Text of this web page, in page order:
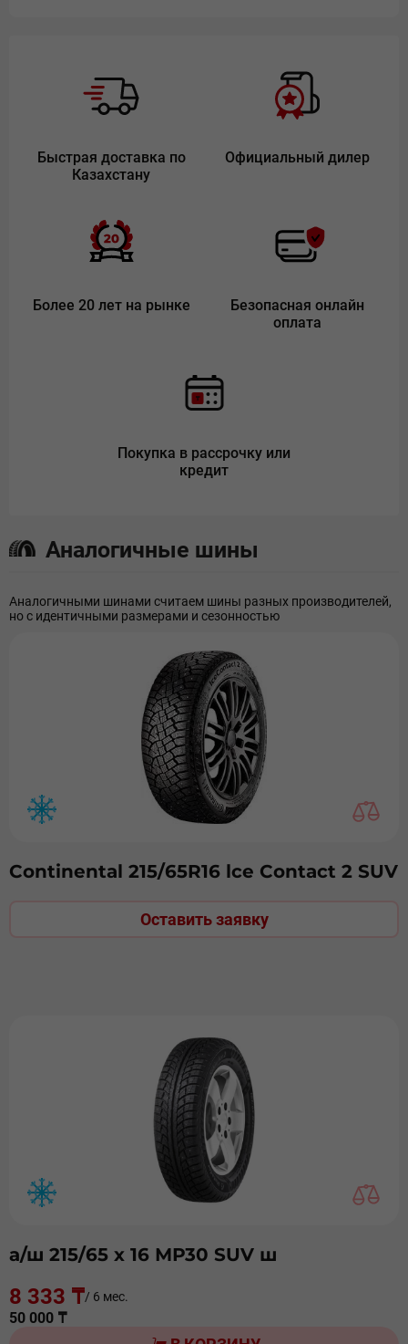
Быстрая доставка по
Казахстану
Официальный дилер
Более 20 лет на рынке
Безопасная онлайн
оплата
Покупка в рассрочку или
кредит
Аналогичные шины
Аналогичными шинами считаем шины разных производителей,
но с идентичными размерами и сезонностью
Continental 215/65R16 lce Contact 2 SUV
Оставить заявку
а/ш 215/65 х 16 МР30 SUV ш
8 333 ₸/ 6 мес.
50 000 ₸